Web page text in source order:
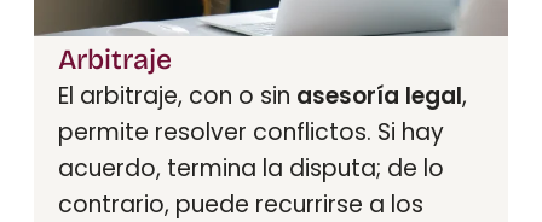
Arbitraje
El arbitraje, con o sin asesoría legal,
permite resolver conflictos. Si hay
acuerdo, termina la disputa; de lo
contrario, puede recurrirse a los